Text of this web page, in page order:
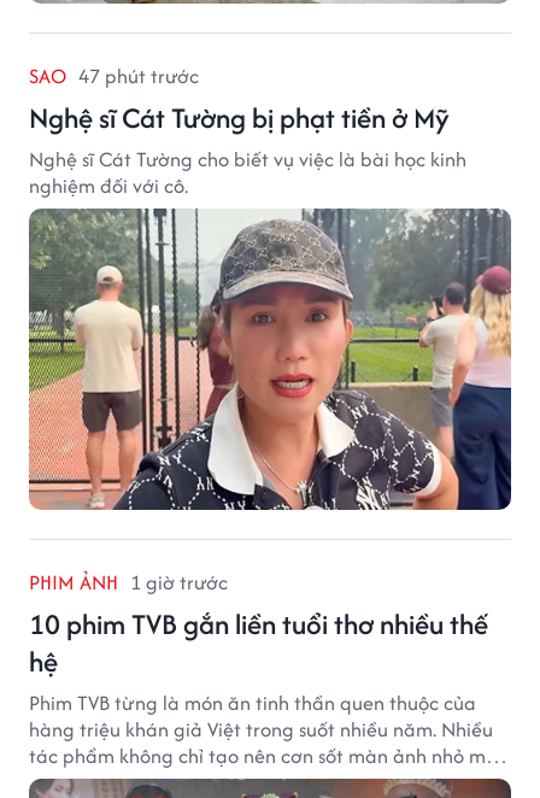
SAO 47 phút trước
Nghệ sĩ Cát Tường bị phạt tiền ở Mỹ
Nghệ sĩ Cát Tường cho biết vụ việc là bài học kinh
nghiệm đối với cô.
PHIM ẢNH 1 giờ trước
10 phim TVB gắn liền tuổi thơ nhiều thế
hệ
Phim TVB từng là món ăn tinh thần quen thuộc của
hàng triệu khán giả Việt trong suốt nhiều năm. Nhiều
tác phẩm không chỉ tạo nên cơn sốt màn ảnh nhỏ mà
còn trở thành ký ức khó quên của cả một thế hệ.